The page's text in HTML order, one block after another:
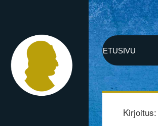
ETUSIVU
Kirjoitus: